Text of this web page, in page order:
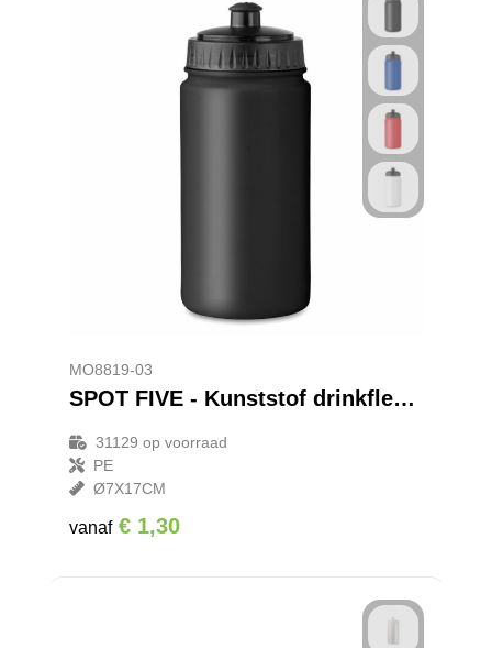
MO8819-03
SPOT FIVE - Kunststof drinkfles 500 ml
31129 op voorraad
PE
Ø7X17CM
vanaf € 1,30